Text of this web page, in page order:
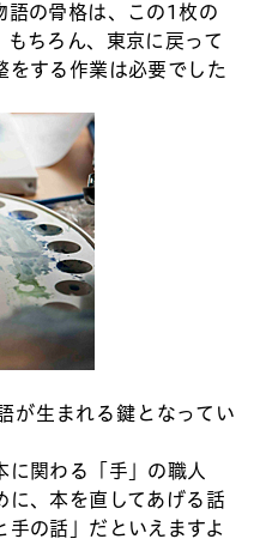
語の骨格は、この1枚の
もちろん、東京に戻って
をする作業は必要でした
が生まれる鍵となってい
に関わる「手」の職人
に、本を直してあげる話
の話」だといえますよ